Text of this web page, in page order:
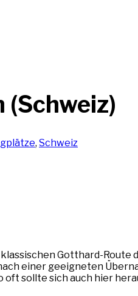
(Schweiz)
, Schweiz
Gotthard-Route
einer geeigneten
oft sollte sich auch hier